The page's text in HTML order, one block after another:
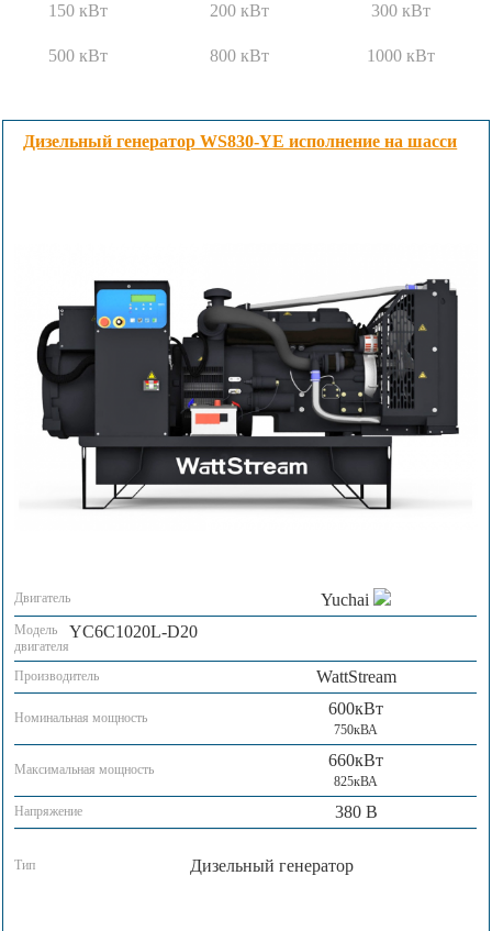
150 кВт 200 кВт 300 кВт
500 кВт 800 кВт 1000 кВт
Дизельный генератор WS830-YE исполнение на шасси
Двигатель Yuchai
Модель
двигателя
YC6C1020L-D20
Производитель WattStream
Номинальная мощность 600кВт
750кВА
Максимальная мощность 660кВт
825кВА
Напряжение
380 В
Тип Дизельный генератор